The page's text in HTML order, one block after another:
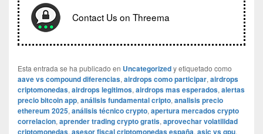
Contact Us on Threema
Esta entrada se ha publicado en Uncategorizedy etiquetado como
aave vs compound diferencias, airdrops como participar, airdrops
criptomonedas, airdrops legitimos, airdrops mas esperados, alertas
precio bitcoin app, análisis fundamental cripto, analisis precio
ethereum 2025, análisis técnico crypto, apertura mercados crypto
correlacion, aprender trading crypto gratis, aprovechar volatilidad
criptomonedas, asesor fiscal criptomonedas españa, asic vs gpu,